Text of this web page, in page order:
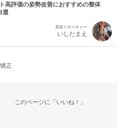
高評価の姿勢改善におすすめの整体
選
美容リサーチャー
いしだまえ
正
このページに「いいね！」